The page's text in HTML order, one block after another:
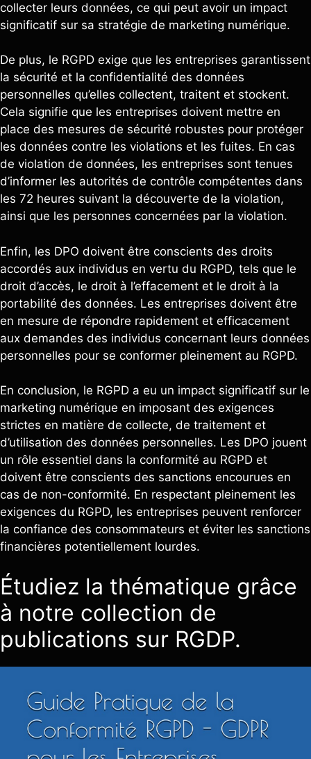
collecter leurs données, ce qui peut avoir un impact
significatif sur sa stratégie de marketing numérique.
De plus, le RGPD exige que les entreprises garantissent
la sécurité et la confidentialité des données
personnelles qu’elles collectent, traitent et stockent.
Cela signifie que les entreprises doivent mettre en
place des mesures de sécurité robustes pour protéger
les données contre les violations et les fuites. En cas
de violation de données, les entreprises sont tenues
d’informer les autorités de contrôle compétentes dans
les 72 heures suivant la découverte de la violation,
ainsi que les personnes concernées par la violation.
Enfin, les DPO doivent être conscients des droits
accordés aux individus en vertu du RGPD, tels que le
droit d’accès, le droit à l’effacement et le droit à la
portabilité des données. Les entreprises doivent être
en mesure de répondre rapidement et efficacement
aux demandes des individus concernant leurs données
personnelles pour se conformer pleinement au RGPD.
En conclusion, le RGPD a eu un impact significatif sur le
marketing numérique en imposant des exigences
strictes en matière de collecte, de traitement et
d’utilisation des données personnelles. Les DPO jouent
un rôle essentiel dans la conformité au RGPD et
doivent être conscients des sanctions encourues en
cas de non-conformité. En respectant pleinement les
exigences du RGPD, les entreprises peuvent renforcer
la confiance des consommateurs et éviter les sanctions
financières potentiellement lourdes.
Étudiez la thématique grâce
à notre collection de
publications sur RGDP.